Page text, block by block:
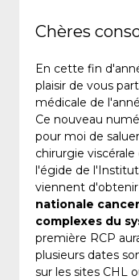
Chères
En cette fin
plaisir de vous
médicale de
Ce nouveau
pour moi de
chirurgie
l'égide de
viennent
nationale
complexes du
première RCP
plusieurs dates
sur les sites CHL